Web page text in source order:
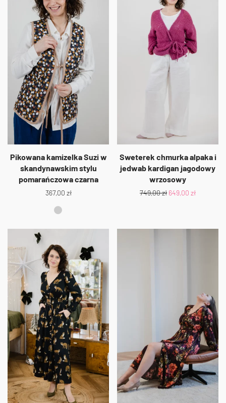
Pikowana kamizelka Suzi w
skandynawskim stylu
pomarańczowa czarna
367,00 zł
Sweterek chmurka alpaka i
jedwab kardigan jagodowy
wrzosowy
749,00zł 649,00 zł